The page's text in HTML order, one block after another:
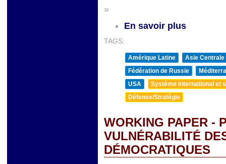
»
En savoir plus
TAGS:
Amérique Latine
Asie Centrale
Fédération de Russie
USA
Système international et
Défense/Stratégie
WORKING PAPER -
VULNÉRABILITÉ
DÉMOCRATIQUES